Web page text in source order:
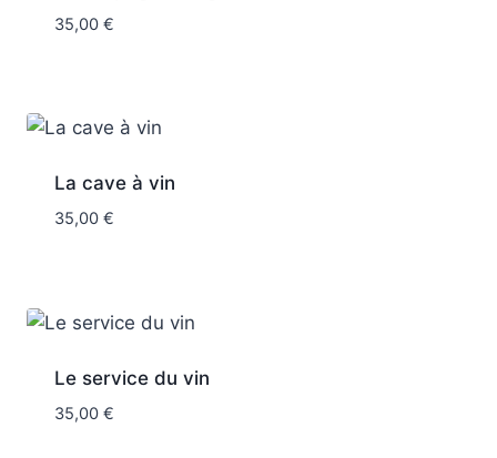
35,00 €
La cave à vin
35,00 €
Le service du vin
35,00 €